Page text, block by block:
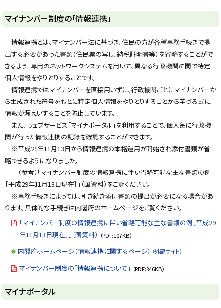
ト
ッ
に
戻
る
マイナンバー制度の「情報連携」
情報連携とは、マイナンバー法に基づき、住民の方が各種事務手続きで提
出する必要があった書類（住民票の写し、納税証明書等）を省略することがで
きるよう、専用のネットワークシステムを用いて、異なる行政機関の間で特定
個人情報をやりとりすることです。
情報連携ではマイナンバーを直接用いずに、行政機関ごとにマイナンバーか
ら生成された符号をもとに特定個人情報をやりとりすることから芋づる式に
情報が漏えいすることを防止しています。
また、ウェブサービス「マイナポータル」を利用することで、個人毎に行政機
関が行った情報連携の記録を確認することができます。
※平成29年11月13日から情報連携の本格運用が開始され添付書類が省
略できるようになりました。
（参考）「マイナンバー制度の情報連携に伴い省略可能な主な書類の例
［平成29年11月13日現在］」（国資料）をご覧ください。
※事務手続きによっては、引き続き添付書類の提出が必要になる場合があ
ります。具体的な手続きは内閣府のホームページをご覧ください。
「マイナンバー制度の情報連携に伴い省略可能な主な書類の例［平成29
年11月13日現在］」（国資料） （PDF:107KB）
内閣府ホームページ（情報連携に関するページ） （外部サイト）
マイナンバー制度の「情報連携について」 （PDF:846KB）
ト
ッ
マイナポータル